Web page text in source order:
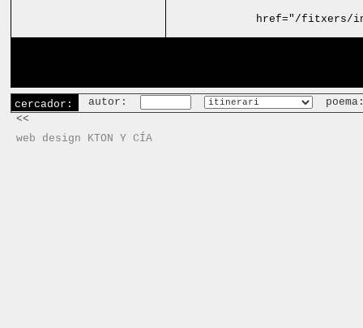
href="/fitxers/
cercador: autor:
<<
web design KTON Y CÍA